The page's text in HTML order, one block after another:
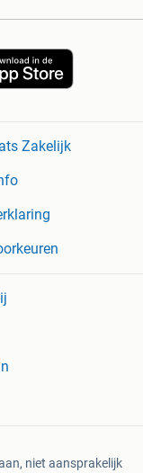
Zakelijk
niet aansprakelijk